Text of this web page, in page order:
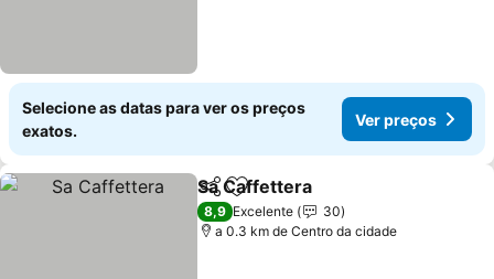
Selecione as datas para ver os preços
exatos.
Ver preços
PartilharAdicionar aos favoritos
Sa Caffettera
8,9 Excelente
30
a 0.3 km de Centro da cidade